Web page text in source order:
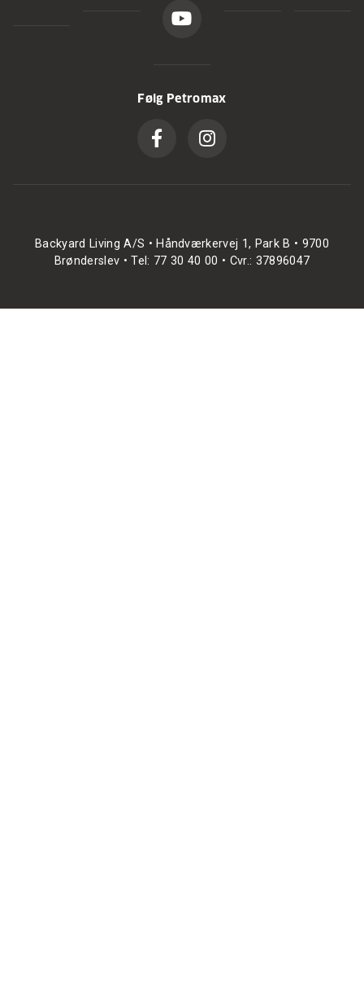
Følg Petromax
Backyard Living A/S • Håndværkervej 1, Park B • 9700
Brønderslev • Tel: 77 30 40 00 • Cvr.: 37896047